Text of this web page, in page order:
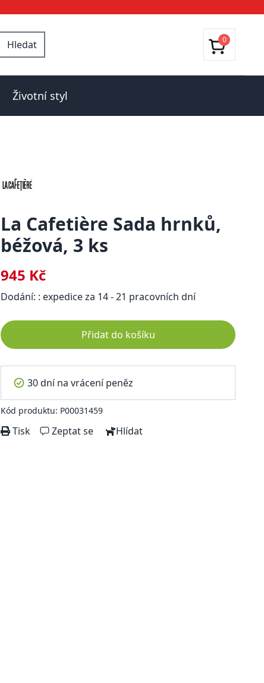
Hledat 0
Životní styl
La Cafetière Sada hrnků,
béžová, 3 ks
945 Kč
Dodání: : expedice za 14 - 21 pracovních dní
Přidat do košíku
30 dní na vrácení peněz
Kód produktu: P00031459
Tisk Zeptat se Hlídat